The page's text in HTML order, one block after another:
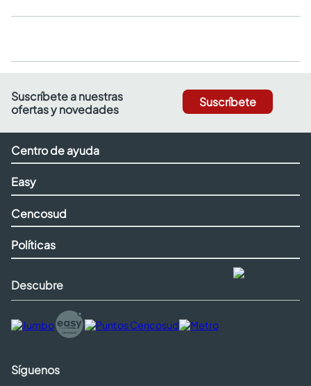
Suscríbete a nuestras
ofertas y novedades
Suscríbete
Centro de ayuda
Easy
Cencosud
Políticas
Descubre
Síguenos